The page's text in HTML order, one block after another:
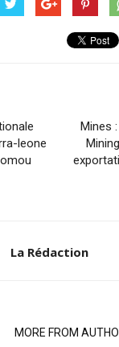
leone
Mines
La Rédaction
MORE FROM